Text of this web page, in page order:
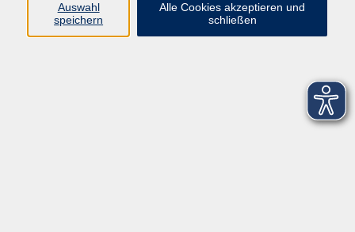
Auswahl
speichern
Alle Cookies akzeptieren und
schließen